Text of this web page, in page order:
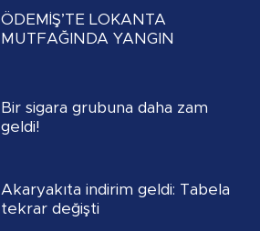
ÖDEMİŞ’TE LOKANTA
MUTFAĞINDA YANGIN
Bir sigara grubuna daha zam
geldi!
Akaryakıta indirim geldi: Tabela
tekrar değişti